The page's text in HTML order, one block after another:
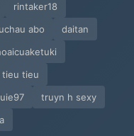
rintaker18
abo
daitan
tieu tieu
truyn h sexy